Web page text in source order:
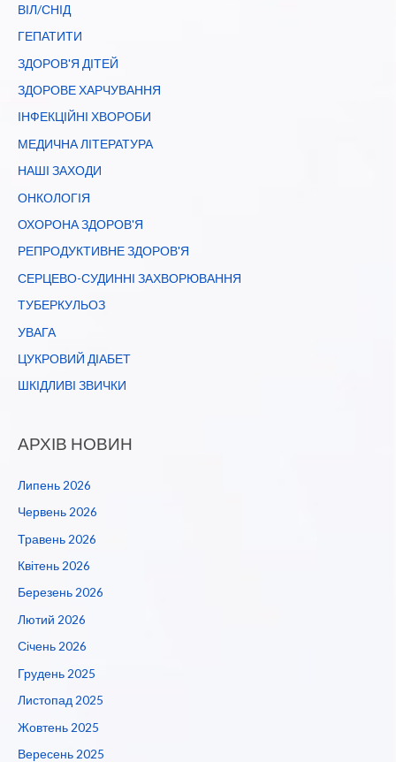
ВІЛ/СНІД
ГЕПАТИТИ
ЗДОРОВ'Я ДІТЕЙ
ЗДОРОВЕ ХАРЧУВАННЯ
ІНФЕКЦІЙНІ ХВОРОБИ
МЕДИЧНА ЛІТЕРАТУРА
НАШІ ЗАХОДИ
ОНКОЛОГІЯ
ОХОРОНА ЗДОРОВ'Я
РЕПРОДУКТИВНЕ ЗДОРОВ'Я
СЕРЦЕВО-СУДИННІ ЗАХВОРЮВАННЯ
ТУБЕРКУЛЬОЗ
УВАГА
ЦУКРОВИЙ ДІАБЕТ
ШКІДЛИВІ ЗВИЧКИ
АРХІВ НОВИН
Липень 2026
Червень 2026
Травень 2026
Квітень 2026
Березень 2026
Лютий 2026
Січень 2026
Грудень 2025
Листопад 2025
Жовтень 2025
Вересень 2025